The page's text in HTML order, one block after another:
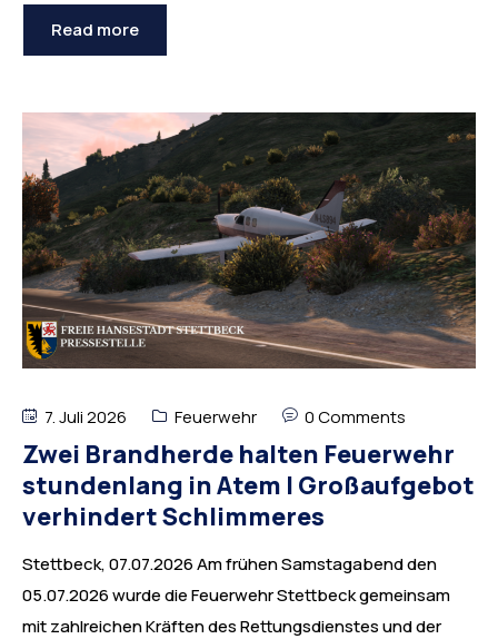
Read more
7. Juli 2026 Feuerwehr 0 Comments
Zwei Brandherde halten Feuerwehr
stundenlang in Atem | Großaufgebot
verhindert Schlimmeres
Stettbeck, 07.07.2026 Am frühen Samstagabend den
05.07.2026 wurde die Feuerwehr Stettbeck gemeinsam
mit zahlreichen Kräften des Rettungsdienstes und der